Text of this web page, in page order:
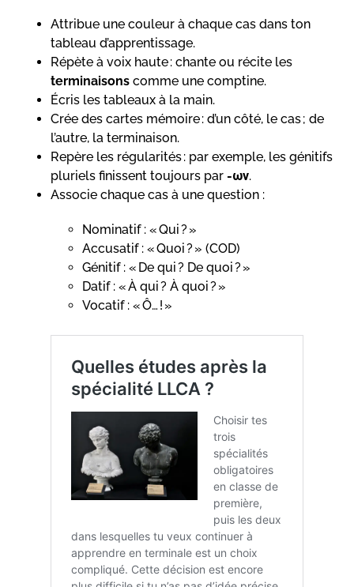
Attribue une couleur à chaque cas dans ton
tableau d’apprentissage.
Répète à voix haute : chante ou récite les
terminaisons comme une comptine.
Écris les tableaux à la main.
Crée des cartes mémoire : d’un côté, le cas ; de
l’autre, la terminaison.
Repère les régularités : par exemple, les génitifs
pluriels finissent toujours par -ων.
Associe chaque cas à une question :
Nominatif : « Qui ? »
Accusatif : « Quoi ? » (COD)
Génitif : « De qui ? De quoi ? »
Datif : « À qui ? À quoi ? »
Vocatif : « Ô… ! »